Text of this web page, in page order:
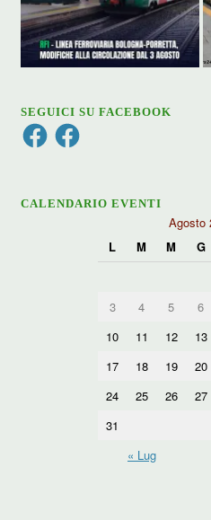
SEGUICI SU FACEBOOK
FacebookFacebook
CALENDARIO EVENTI
Agosto
L
M M G
3
4 5 6
10
11 12 13
17
18 19 20
24
25 26 27
31
« Lug